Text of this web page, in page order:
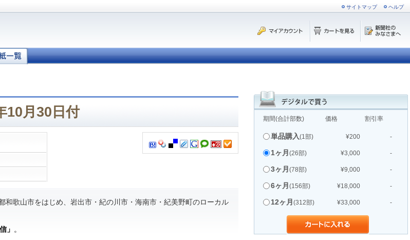
サイトマップ ヘルプ
期間(合計部数) 価格 割引率
単品購入(1部) ¥200 -
1ヶ月 (26部) ¥3,000 -
3ヶ月 (78部) ¥9,000 -
6ヶ月 (156部) ¥18,000 -
12ヶ月 (312部) ¥33,000 -
10月30日付
歌山市をはじめ、岩出市・紀の川市・海南市・紀美野町のローカル
」 。